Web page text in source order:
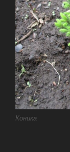
Коника